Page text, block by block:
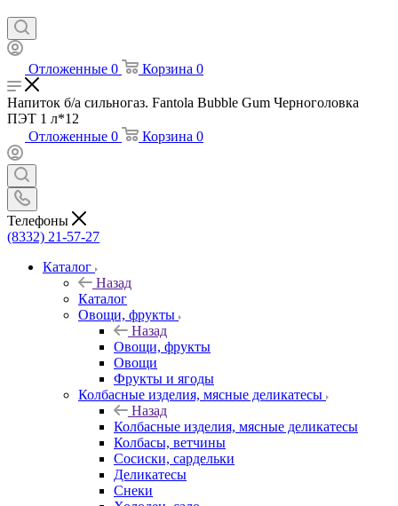
Отложенные 0 Корзина 0
Напиток б/а сильногаз. Fantola Bubble Gum Черноголовка
ПЭТ 1 л*12
Отложенные 0 Корзина 0
Телефоны
(8332) 21-57-27
Каталог
Назад
Каталог
Овощи, фрукты
Назад
Овощи, фрукты
Овощи
Фрукты и ягоды
Колбасные изделия, мясные деликатесы
Назад
Колбасные изделия, мясные деликатесы
Колбасы, ветчины
Сосиски, сардельки
Деликатесы
Снеки